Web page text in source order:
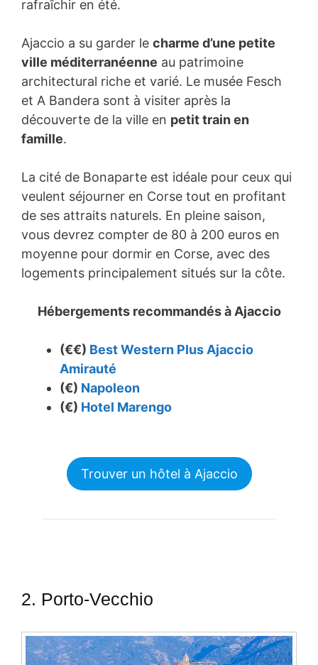
rafraîchir en été.
Ajaccio a su garder le charme d’une petite
ville méditerranéenne au patrimoine
architectural riche et varié. Le musée Fesch
et A Bandera sont à visiter après la
découverte de la ville en petit train en
famille.
La cité de Bonaparte est idéale pour ceux qui
veulent séjourner en Corse tout en profitant
de ses attraits naturels. En pleine saison,
vous devrez compter de 80 à 200 euros en
moyenne pour dormir en Corse, avec des
logements principalement situés sur la côte.
Hébergements recommandés à Ajaccio
(€€) Best Western Plus Ajaccio
Amirauté
(€) Napoleon
(€) Hotel Marengo
Trouver un hôtel à Ajaccio
2. Porto-Vecchio